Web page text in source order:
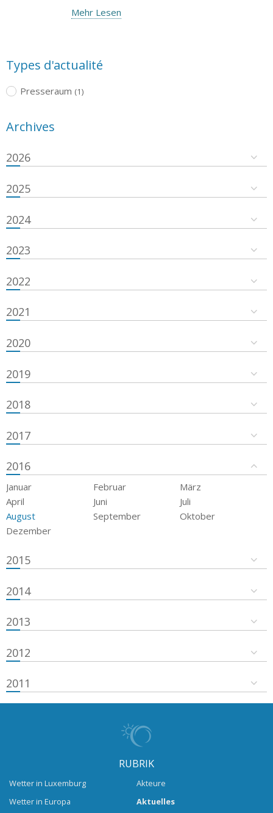
Mehr Lesen
Types d'actualité
Presseraum (1)
Archives
2026
2025
2024
2023
2022
2021
2020
2019
2018
2017
2016
Januar Februar
März
April
Juni
Juli
August
September
Oktober
Dezember
2015
2014
2013
2012
2011
RUBRIK
Wetter in Luxemburg
Wetter in Europa
Akteure
Aktuelles